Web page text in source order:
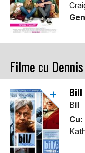
Filme cu
Bill
Bill
Cu: